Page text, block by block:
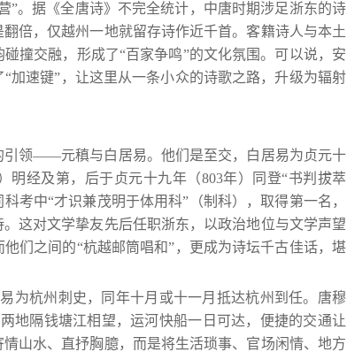
”。据《全唐诗》不完全统计，中唐时期涉足浙东的诗
倍，仅越州一地就留存诗作近千首。客籍诗人与本土
撞交融，形成了“百家争鸣”的文化氛围。可以说，安
加速键”，让这里从一条小众的诗歌之路，升级为辐射
引领——元稹与白居易。他们是至交，白居易为贞元十
明经及第，后于贞元十九年（803年）同登“书判拔萃
考中“才识兼茂明于体用科”‌（制科），取得第一名，
这对文学挚友先后任职浙东，以政治地位与文学声望
们之间的“杭越邮筒唱和”，更成为诗坛千古佳话，堪
为杭州刺史，同年十月或十一月抵达杭州到任。唐穆
地隔钱塘江相望，运河快船一日可达，便捷的交通让
山水、直抒胸臆，而是将生活琐事、官场闲情、地方